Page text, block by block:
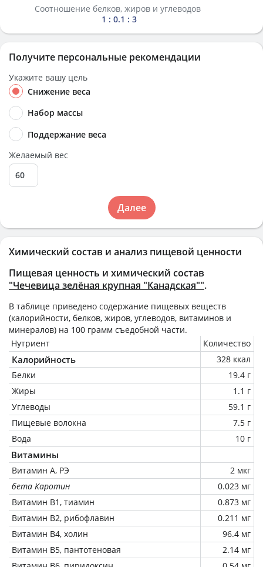
Химический состав и анализ пищевой ценности
Пищевая ценность и химический состав
"Чечевица зелёная крупная "Канадская"".
В таблице приведено содержание пищевых веществ
(калорийности, белков, жиров, углеводов, витаминов и
минералов) на 100 грамм съедобной части.
Нутриент
Количество
Калорийность
328 ккал
Белки
19.4 г
Жиры
1.1 г
Углеводы
59.1 г
Пищевые волокна
7.5 г
Вода
10 г
Витамины
Витамин А, РЭ
2 мкг
бета Каротин
0.023 мг
Витамин В1, тиамин
0.873 мг
Витамин В2, рибофлавин
0.211 мг
Витамин В4, холин
96.4 мг
Витамин В5, пантотеновая
2.14 мг
Соотношение белков, жиров и углеводов
1 : 0.1 : 3
Получите персональные рекомендации
Укажите вашу цель
Снижение веса
Набор массы
Поддержание веса
Желаемый вес
Далее